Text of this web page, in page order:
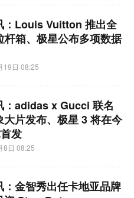
：Louis Vuitton 推出全
箱、极星公布多项数据
19日 08:25
：adidas x Gucci 联名
大片发布、极星 3 将在今
发
8日 08:25
：金智秀出任卡地亚品牌